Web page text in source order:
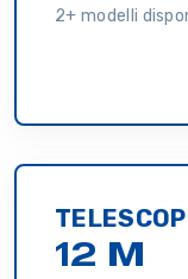
2+ modelli
12 M